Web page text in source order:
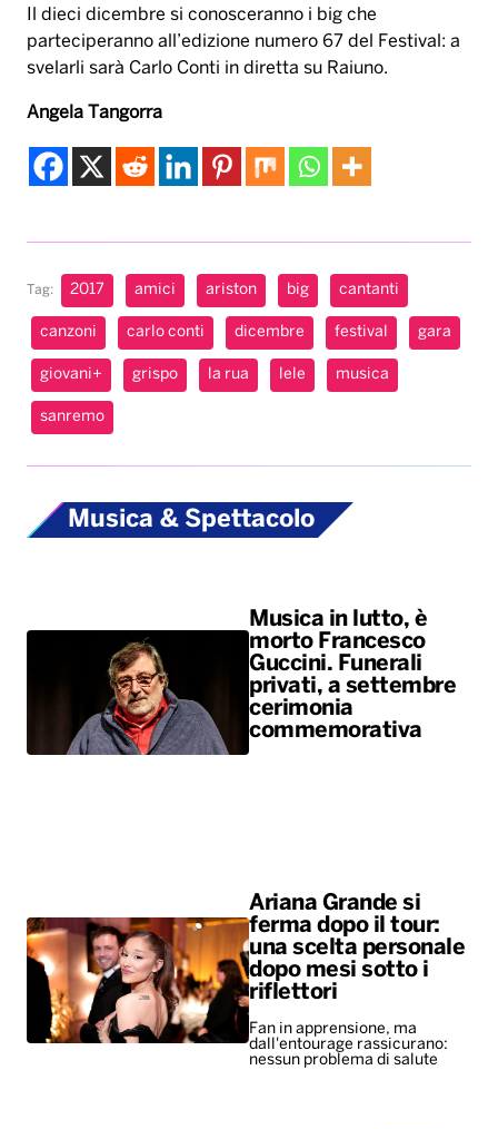
Il dieci dicembre si conosceranno i big che
parteciperanno all’edizione numero 67 del Festival: a
svelarli sarà Carlo Conti in diretta su Raiuno.
Angela Tangorra
Tag: 2017 amici ariston big cantanti
canzoni carlo conti dicembre festival gara
giovani+ grispo la rua lele musica
sanremo
Musica & Spettacolo
Musica in lutto, è
morto Francesco
Guccini. Funerali
privati, a settembre
cerimonia
commemorativa
Ariana Grande si
ferma dopo il tour:
una scelta personale
dopo mesi sotto i
riflettori
Fan in apprensione, ma
dall'entourage rassicurano:
nessun problema di salute